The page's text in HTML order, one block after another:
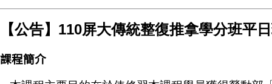
【公告】110屏大傳統整復推拿學分班平
課程簡介